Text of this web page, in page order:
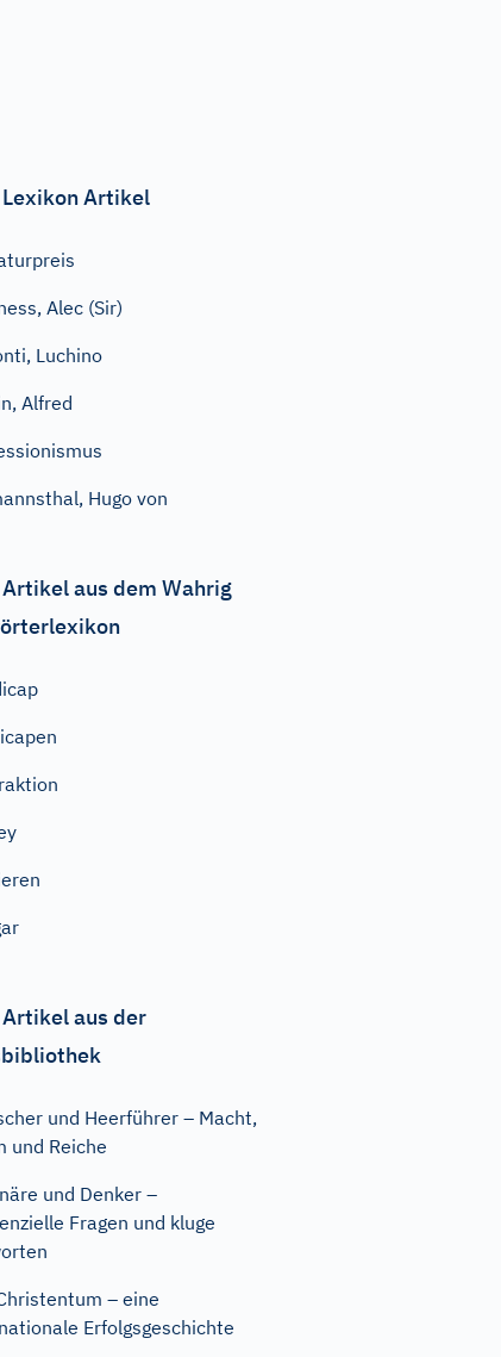
Artikel
Alec (Sir)
Luchino
Alfred
Hugo von
aus dem Wahrig
aus der
und Heerführer – Macht,
und Reiche
und Denker –
Fragen und kluge
– eine
Erfolgsgeschichte